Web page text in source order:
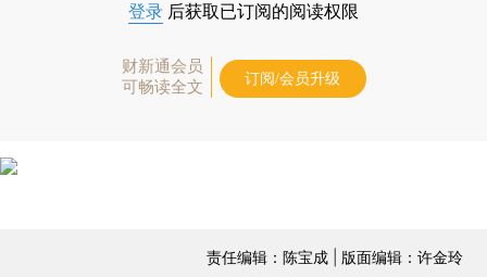
登录 后获取已订阅的阅读权限
财新通会员
可畅读全文
订阅/会员升级
责任编辑：陈宝成 | 版面编辑：许金玲